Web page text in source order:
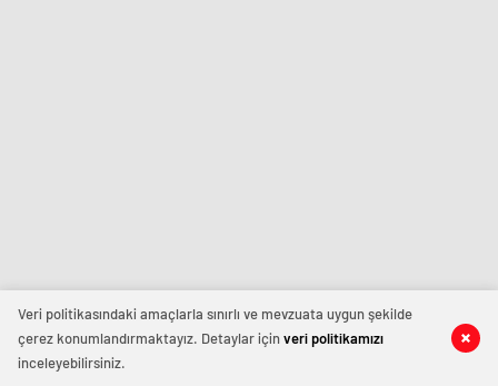
Veri politikasındaki amaçlarla sınırlı ve mevzuata uygun şekilde
çerez konumlandırmaktayız. Detaylar içinveri politikamızı
inceleyebilirsiniz.